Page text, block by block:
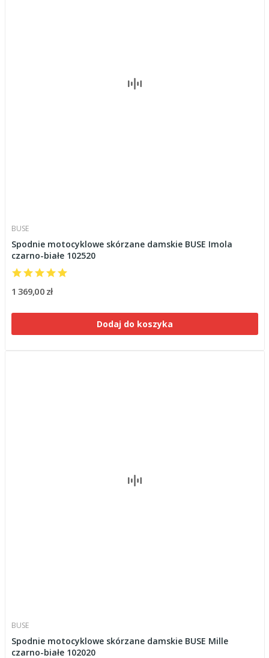
BUSE
Spodnie motocyklowe skórzane damskie BUSE Imola
czarno-białe 102520
1 369,00 zł
Dodaj do koszyka
BUSE
Spodnie motocyklowe skórzane damskie BUSE Mille
czarno-białe 102020